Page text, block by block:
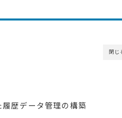
閉じ
歴データ管理の構築